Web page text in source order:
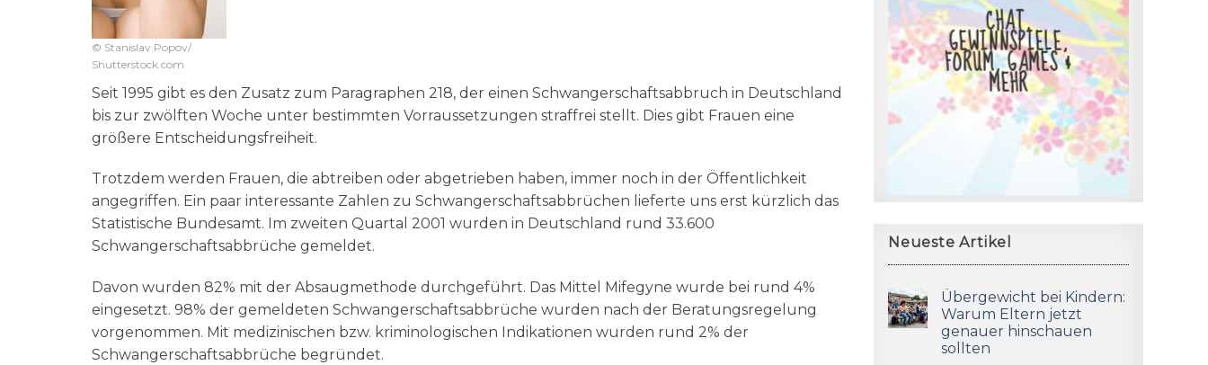
© Stanislav Popov/
Shutterstock.com
Seit 1995 gibt es den Zusatz zum Paragraphen 218, der einen Schwangerschaftsabbruch in Deutschland
bis zur zwölften Woche unter bestimmten Vorraussetzungen straffrei stellt. Dies gibt Frauen eine
größere Entscheidungsfreiheit.
Trotzdem werden Frauen, die abtreiben oder abgetrieben haben, immer noch in der Öffentlichkeit
angegriffen. Ein paar interessante Zahlen zu Schwangerschaftsabbrüchen lieferte uns erst kürzlich das
Statistische Bundesamt. Im zweiten Quartal 2001 wurden in Deutschland rund 33.600
Schwangerschaftsabbrüche gemeldet.
Davon wurden 82% mit der Absaugmethode durchgeführt. Das Mittel Mifegyne wurde bei rund 4%
eingesetzt. 98% der gemeldeten Schwangerschaftsabbrüche wurden nach der Beratungsregelung
vorgenommen. Mit medizinischen bzw. kriminologischen Indikationen wurden rund 2% der
Schwangerschaftsabbrüche begründet.
CHAT,
GEWINNSPIELE,
FORUM, GAMES &
MEHR
Neueste Artikel
Übergewicht bei Kindern:
Warum Eltern jetzt
genauer hinschauen
sollten